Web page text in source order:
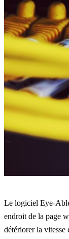
Le logiciel Eye-
endroit de la page
détériorer la vitesse